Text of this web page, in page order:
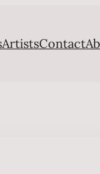
ArtistsContact